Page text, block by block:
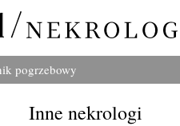
pogrzebowy
Inne nekrologi